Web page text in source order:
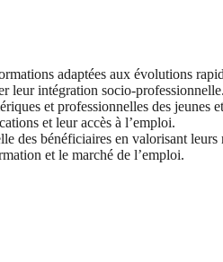
adaptées aux évolutions
leur intégration socio-professionnelle.
et professionnelles des jeunes
et leur accès à l’emploi.
des bénéficiaires en valorisant leurs
et le marché de l’emploi.